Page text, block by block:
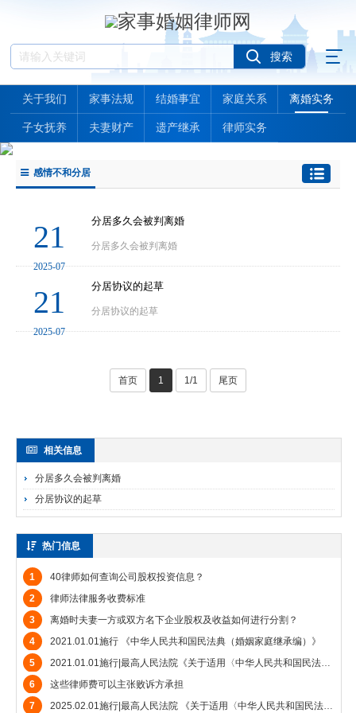
关于我们 家事法规 结婚事宜 家庭关系 离婚实务
子女抚养 夫妻财产 遗产继承 律师实务
感情不和分居
21
2025-07
分居多久会被判离婚
分居多久会被判离婚
21
2025-07
分居协议的起草
分居协议的起草
首页 1 1/1 尾页
相关信息
分居多久会被判离婚
分居协议的起草
热门信息
1
40律师如何查询公司股权投资信息？
2
律师法律服务收费标准
3
离婚时夫妻一方或双方名下企业股权及收益如何进行分割？
4
2021.01.01施行 《中华人民共和国民法典（婚姻家庭继承编）》
5
2021.01.01施行|最高人民法院《关于适用〈中华人民共和国民法典〉婚姻家庭编的解释（一）》
6
这些律师费可以主张败诉方承担
7
2025.02.01施行|最高人民法院 《关于适用〈中华人民共和国民法典〉婚姻家庭编的解释（二）》